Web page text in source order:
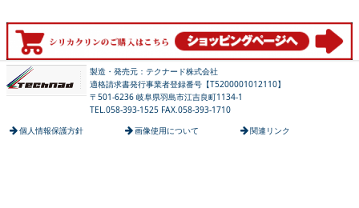
製造・発売元：テクナード株式会社
適格請求書発行事業者登録番号【T5200001012110】
〒501-6236 岐阜県羽島市江吉良町1134-1
TEL.058-393-1525 FAX.058-393-1710
個人情報保護方針
画像使用について 関連リンク